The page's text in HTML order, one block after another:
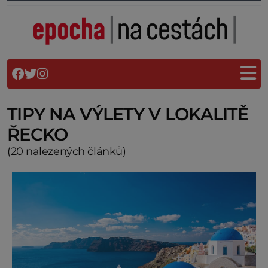
TIPY NA VÝLETY V LOKALITĚ
ŘECKO
(20 nalezených článků)